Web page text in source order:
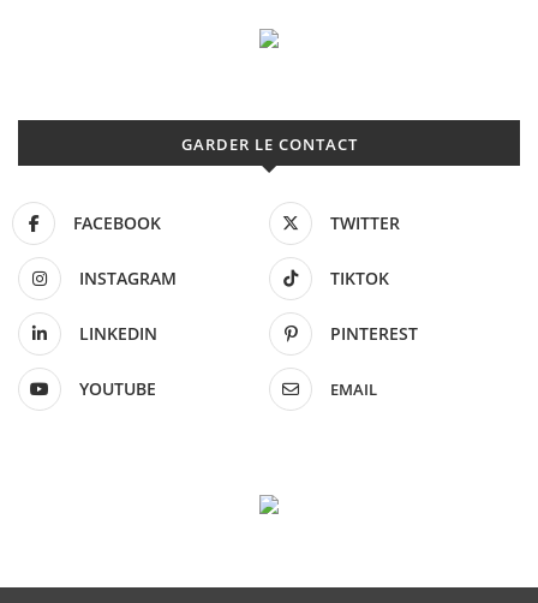
GARDER LE CONTACT
FACEBOOK TWITTER
INSTAGRAM TIKTOK
LINKEDIN PINTEREST
YOUTUBE EMAIL